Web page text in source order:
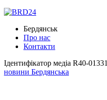
Бердянськ
Про нас
Контакти
Ідентифікатор медіа R40-01331
новини Бердянська